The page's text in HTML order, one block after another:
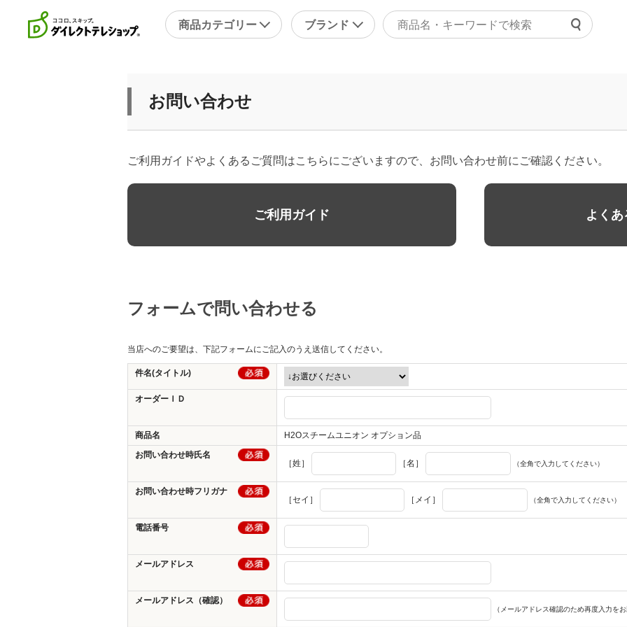
商品カテゴリー ブランド
問い合
洗剤・洗浄剤
メンズ
美容・エクササイズ
お問い合わせ
ご利用ガイドやよくあるご質問はこちらにございますので、お問い合わせ前にご確認ください。
ご利用ガイド よく
フォームで問い合わせる
当店へのご要望は、下記フォームにご記入のうえ送信してください。
件名(タイトル)
オーダーＩＤ
商品名
H2Oスチームユニオン オプション品
お問い合わせ時氏名
［姓］
［名］ （全角で入力してください）
お問い合わせ時フリガナ
［セイ］
［メイ］ （全角で入力してください）
電話番号
メールアドレス
メールアドレス（確認）
（メールアドレス確認のため再度入力を